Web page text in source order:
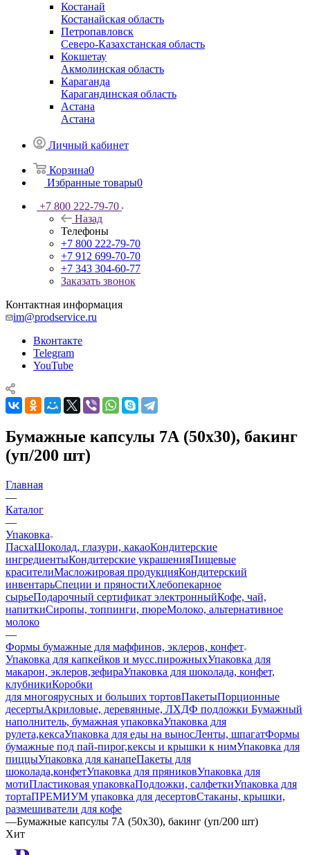
Костанай
Костанайская область
Петропавловск
Северо-Казахстанская область
Кокшетау
Акмолинская область
Караганда
Карагандинская область
Астана
Астана
Личный кабинет
Корзина0
Избранные товары0
+7 800 222-79-70
Назад
Телефоны
+7 800 222-79-70
+7 912 699-70-70
+7 343 304-60-77
Заказать звонок
Контактная информация
im@prodservice.ru
Вконтакте
Telegram
YouTube
Бумажные капсулы 7А (50х30), бакинг
(уп/200 шт)
Главная
—
Каталог
—
Упаковка
ПасхаШоколад, глазури, какаоКондитерские
ингредиентыКондитерские украшенияПищевые
красителиМасложировая продукцияКондитерский
инвентарьСпеции и пряностиХлебопекарное
сырьеПодарочный сертификат электронныйКофе, чай,
напиткиСиропы, топпинги, пюреМолоко, альтернативное
молоко
—
Формы бумажные для маффинов, эклеров, конфет
Упаковка для капкейков и мусс.пирожныхУпаковка для
макарон, эклеров,зефираУпаковка для шоколада, конфет,
клубникиКоробки
для многоярусных и больших тортовПакетыПорционные
десертыАкриловые, деревянные, ЛХДФ подложки Бумажный
наполнитель, бумажная упаковкаУпаковка для
рулета,кексаУпаковка для еды на выносЛенты, шпагатФормы
бумажные под пай-пирог,кексы и крышки к нимУпаковка для
пиццыУпаковка для канапеПакеты для
шоколада,конфетУпаковка для пряниковУпаковка для
мотиПластиковая упаковкаПодложки, салфеткиУпаковка для
тортаПРЕМИУМ упаковка для десертовСтаканы, крышки,
размешиватели для кофе
—Бумажные капсулы 7А (50х30), бакинг (уп/200 шт)
Хит